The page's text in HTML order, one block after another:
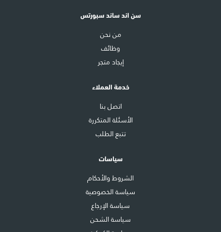
سن اند ساند سبورتس
من نحن
وظائف
إيجاد متجر
خدمة العملاء
اتصل بنا
الأسئلة المتكررة
تتبع الطلب
سياسات
الشروط والأحكام
سياسة الخصوصية
سياسة الإرجاع
سياسة الشحن